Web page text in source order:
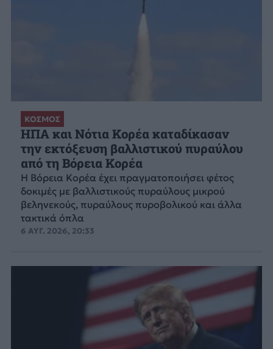
ΚΟΣΜΟΣ
ΗΠΑ και Νότια Κορέα καταδίκασαν
την εκτόξευση βαλλιστικού πυραύλου
από τη Βόρεια Κορέα
Η Βόρεια Κορέα έχει πραγματοποιήσει φέτος
δοκιμές με βαλλιστικούς πυραύλους μικρού
βεληνεκούς, πυραύλους πυροβολικού και άλλα
τακτικά όπλα
6 ΑΥΓ. 2026, 20:33